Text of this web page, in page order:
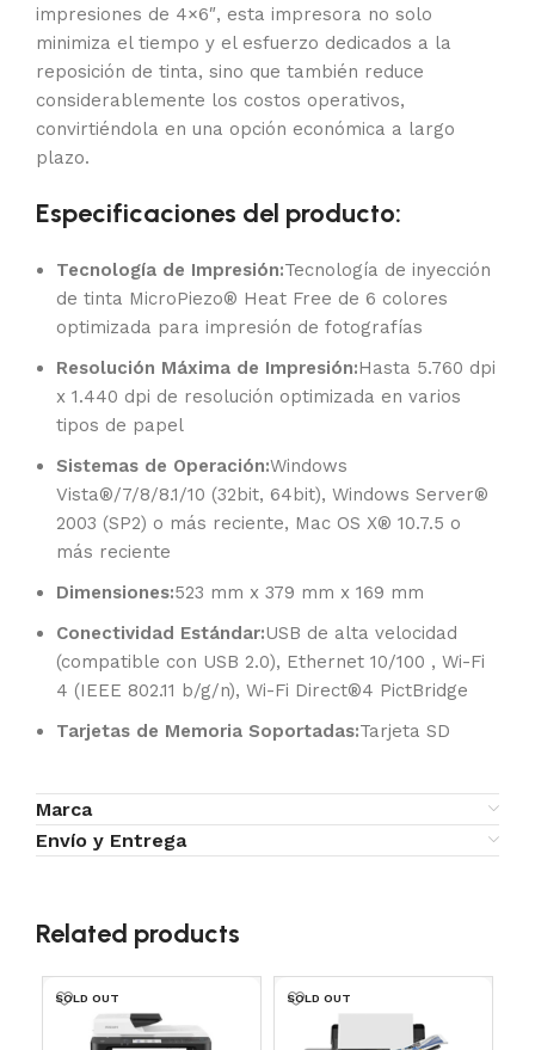
impresiones de 4×6″, esta impresora no solo
minimiza el tiempo y el esfuerzo dedicados a la
reposición de tinta, sino que también reduce
considerablemente los costos operativos,
convirtiéndola en una opción económica a largo
plazo.
Especificaciones del producto:
Tecnología de Impresión:Tecnología de inyección
de tinta MicroPiezo® Heat Free de 6 colores
optimizada para impresión de fotografías
Resolución Máxima de Impresión:Hasta 5.760 dpi
x 1.440 dpi de resolución optimizada en varios
tipos de papel
Sistemas de Operación:Windows
Vista®/7/8/8.1/10 (32bit, 64bit), Windows Server®
2003 (SP2) o más reciente, Mac OS X® 10.7.5 o
más reciente
Dimensiones:523 mm x 379 mm x 169 mm
Conectividad Estándar:USB de alta velocidad
(compatible con USB 2.0), Ethernet 10/100 , Wi-Fi
4 (IEEE 802.11 b/g/n), Wi-Fi Direct®4 PictBridge
Tarjetas de Memoria Soportadas:Tarjeta SD
Marca
Envío y Entrega
Related products
SOLD OUT SOLD OUT